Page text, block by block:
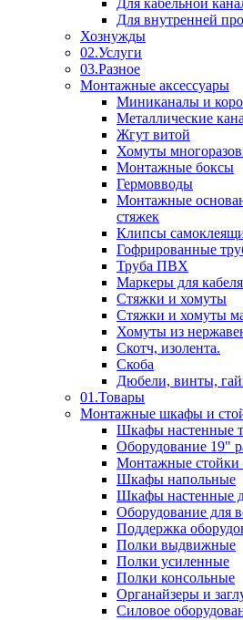
Для кабельной
Для внутренней
Хознужды
02.Услуги
03.Разное
Монтажные аксессуары
Миниканалы и
Металлические
Жгут витой
Хомуты
Монтажные боксы
Гермовводы
Монтажные
стяжек
Клипсы
Гофрированные
Труба ПВХ
Маркеры для кабеля
Стяжки и хомуты
Стяжки и хомуты
Хомуты из
Скотч, изолента.
Скоба
Дюбели, винты,
01.Товары
Монтажные шкафы и
Шкафы настенные
Оборудование 19"
Монтажные
Шкафы напольные
Шкафы настенные
Оборудование для
Поддержка
Полки выдвижные
Полки усиленные
Полки консольные
Органайзеры и
Силовое